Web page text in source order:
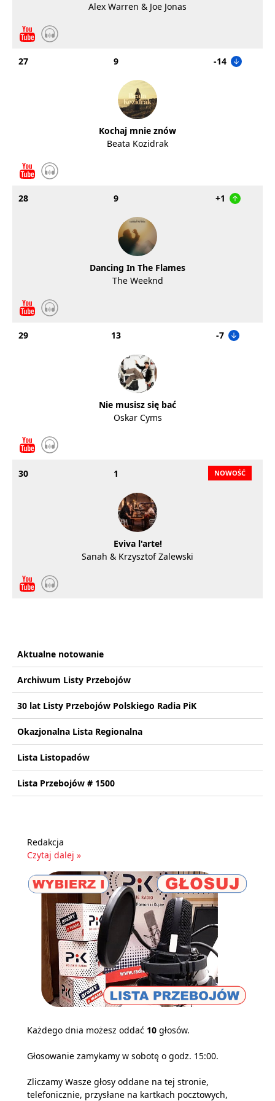
Alex Warren & Joe Jonas
27 9 -14
Kochaj mnie znów
Beata Kozidrak
28 9 +1
Dancing In The Flames
The Weeknd
29 13 -7
Nie musisz się bać
Oskar Cyms
30 1
Eviva l'arte!
Sanah & Krzysztof Zalewski
Aktualne notowanie
Archiwum Listy Przebojów
30 lat Listy Przebojów Polskiego Radia PiK
Okazjonalna Lista Regionalna
Lista Listopadów
Lista Przebojów # 1500
Redakcja
Czytaj dalej »
Każdego dnia możesz oddać 10 głosów.
Głosowanie zamykamy w sobotę o godz. 15:00.
Zliczamy Wasze głosy oddane na tej stronie,
telefonicznie, przysłane na kartkach pocztowych,